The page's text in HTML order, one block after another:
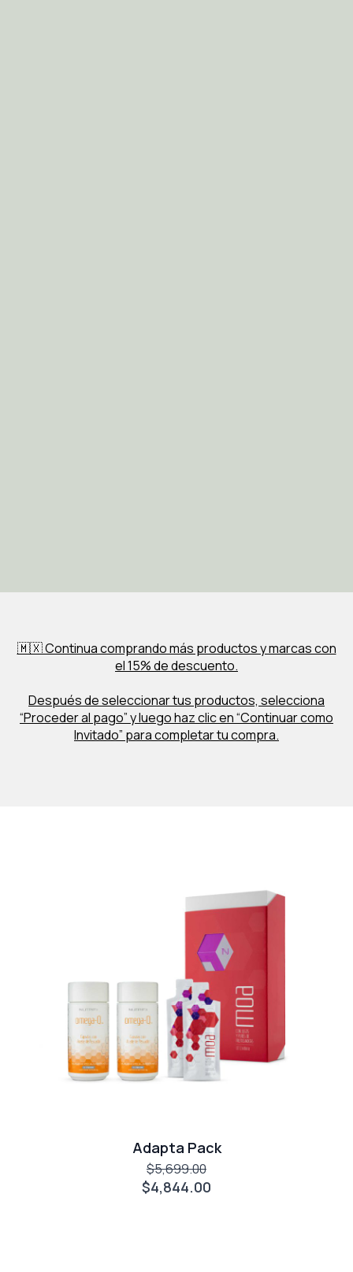
🇲🇽 Continua comprando más productos y marcas con
el 15% de descuento.
Después de seleccionar tus productos, selecciona
“Proceder al pago” y luego haz clic en “Continuar como
Invitado” para completar tu compra.
Adapta Pack
$5,699.00
$4,844.00